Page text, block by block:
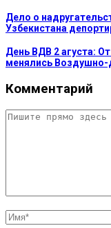
Дело о
Узбекистана
День ВДВ 2 агуста:
менялись Воздушно-
Комментарий